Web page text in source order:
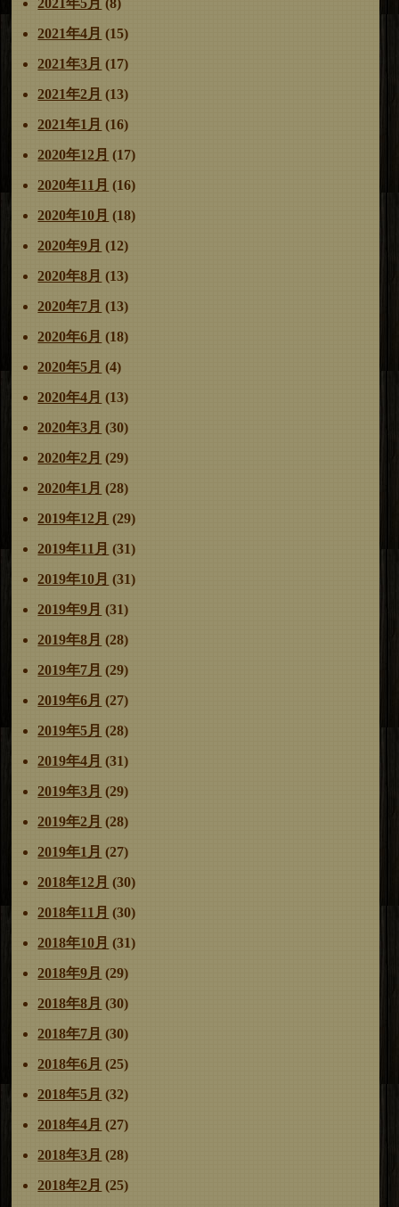
2021年5月 (8)
2021年4月 (15)
2021年3月 (17)
2021年2月 (13)
2021年1月 (16)
2020年12月 (17)
2020年11月 (16)
2020年10月 (18)
2020年9月 (12)
2020年8月 (13)
2020年7月 (13)
2020年6月 (18)
2020年5月 (4)
2020年4月 (13)
2020年3月 (30)
2020年2月 (29)
2020年1月 (28)
2019年12月 (29)
2019年11月 (31)
2019年10月 (31)
2019年9月 (31)
2019年8月 (28)
2019年7月 (29)
2019年6月 (27)
2019年5月 (28)
2019年4月 (31)
2019年3月 (29)
2019年2月 (28)
2019年1月 (27)
2018年12月 (30)
2018年11月 (30)
2018年10月 (31)
2018年9月 (29)
2018年8月 (30)
2018年7月 (30)
2018年6月 (25)
2018年5月 (32)
2018年4月 (27)
2018年3月 (28)
2018年2月 (25)